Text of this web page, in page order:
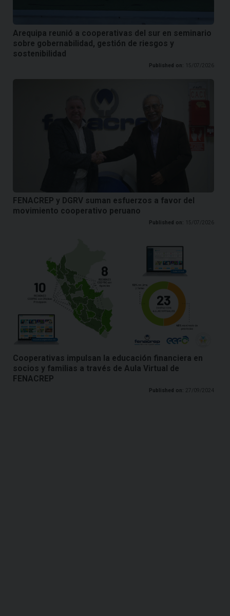
Arequipa reunió a cooperativas del sur en seminario
sobre gobernabilidad, gestión de riesgos y
sostenibilidad
Published on: 15/07/2026
FENACREP y DGRV suman esfuerzos a favor del
movimiento cooperativo peruano
Published on: 15/07/2026
Cooperativas impulsan la educación financiera en
socios y familias a través de Aula Virtual de
FENACREP
Published on: 27/09/2024